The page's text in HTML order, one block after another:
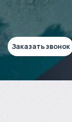
Заказать звонок